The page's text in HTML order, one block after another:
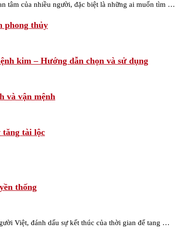
tâm của nhiều người, đặc biệt là những ai muốn tìm …
phong thủy
kim – Hướng dẫn chọn và sử dụng
và vận mệnh
tăng tài lộc
thống
Việt, đánh dấu sự kết thúc của thời gian để tang …